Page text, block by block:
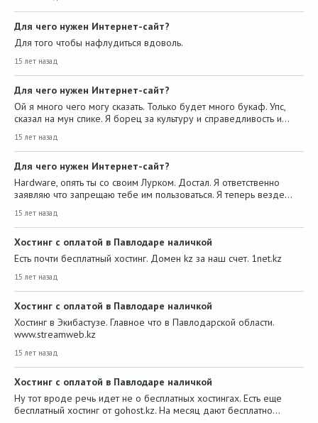
Для чего нужен Интернет-сайт?
Для того чтобы нафлудиться вдоволь.
15 лет назад
Для чего нужен Интернет-сайт?
Ой я много чего могу сказать. Только будет много букаф. Упс,
сказал на мун спике. Я борец за культуру и справедливость и…
15 лет назад
Для чего нужен Интернет-сайт?
Hardware, опять ты со своим Лурком. Достал. Я ответственно
заявляю что запрещаю тебе им пользоваться. Я теперь везде…
15 лет назад
Хостинг с оплатой в Павлодаре наличкой
Есть почти бесплатный хостинг. Домен kz за наш счет. 1net.kz
15 лет назад
Хостинг с оплатой в Павлодаре наличкой
Хостинг в Экибастузе. Главное что в Павлодарской области.
www.streamweb.kz
15 лет назад
Хостинг с оплатой в Павлодаре наличкой
Ну тот вроде речь идет не о бесплатных хостингах. Есть еще
бесплатный хостинг от gohost.kz. На месяц дают бесплатно…